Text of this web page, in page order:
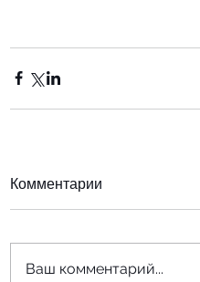
Комментарии
Ваш комментарий...